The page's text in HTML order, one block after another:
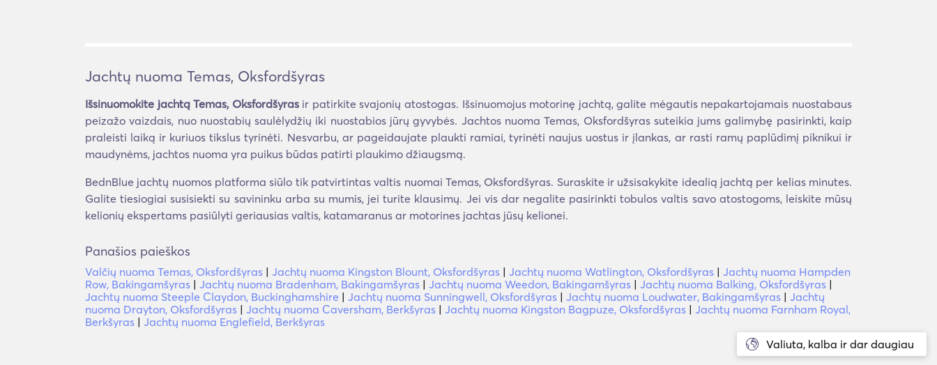
Valiuta, kalba ir dar daugiau
Jachtų nuoma Temas, Oksfordšyras
Išsinuomokite jachtą Temas, Oksfordšyrasir patirkite svajonių atostogas. Išsinuomojus motorinę jachtą, galite mėgautis nepakartojamais nuostabaus
peizažo vaizdais, nuo nuostabių saulėlydžių iki nuostabios jūrų gyvybės. Jachtos nuoma Temas, Oksfordšyras suteikia jums galimybę pasirinkti, kaip
praleisti laiką ir kuriuos tikslus tyrinėti. Nesvarbu, ar pageidaujate plaukti ramiai, tyrinėti naujus uostus ir įlankas, ar rasti ramų paplūdimį piknikui ir
maudynėms, jachtos nuoma yra puikus būdas patirti plaukimo džiaugsmą.
BednBlue jachtų nuomos platforma siūlo tik patvirtintas valtis nuomai Temas, Oksfordšyras. Suraskite ir užsisakykite idealią jachtą per kelias minutes.
Galite tiesiogiai susisiekti su savininku arba su mumis, jei turite klausimų. Jei vis dar negalite pasirinkti tobulos valtis savo atostogoms, leiskite mūsų
kelionių ekspertams pasiūlyti geriausias valtis, katamaranus ar motorines jachtas jūsų kelionei.
Panašios paieškos
Valčių nuoma Temas, Oksfordšyras | Jachtų nuoma Kingston Blount, Oksfordšyras | Jachtų nuoma Watlington, Oksfordšyras | Jachtų nuoma Hampden
Row, Bakingamšyras | Jachtų nuoma Bradenham, Bakingamšyras | Jachtų nuoma Weedon, Bakingamšyras | Jachtų nuoma Balking, Oksfordšyras |
Jachtų nuoma Steeple Claydon, Buckinghamshire | Jachtų nuoma Sunningwell, Oksfordšyras | Jachtų nuoma Loudwater, Bakingamšyras | Jachtų
nuoma Drayton, Oksfordšyras | Jachtų nuoma Caversham, Berkšyras | Jachtų nuoma Kingston Bagpuze, Oksfordšyras | Jachtų nuoma Farnham Royal,
Berkšyras | Jachtų nuoma Englefield, Berkšyras